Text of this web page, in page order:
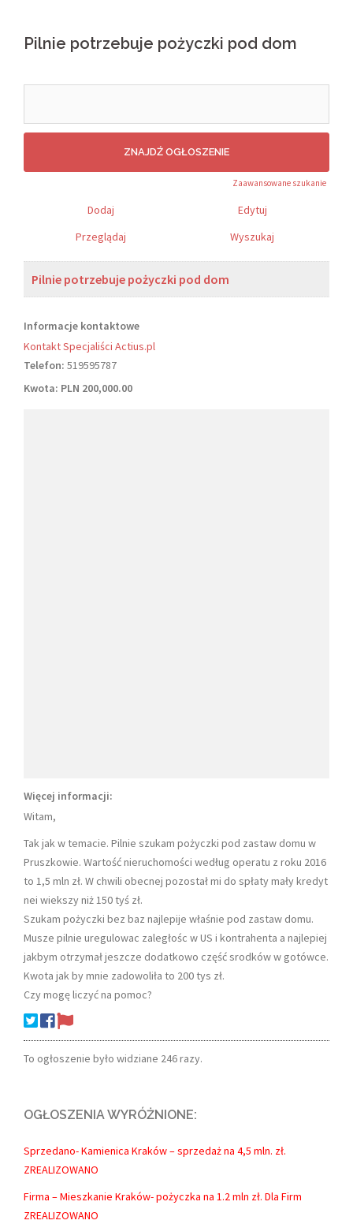
Pilnie potrzebuje pożyczki pod dom
Zaawansowane szukanie
Dodaj
Edytuj
Przeglądaj
Wyszukaj
Pilnie potrzebuje pożyczki pod dom
Informacje kontaktowe
Kontakt Specjaliści Actius.pl
Telefon: 519595787
Kwota: PLN 200,000.00
Więcej informacji:
Witam,
Tak jak w temacie. Pilnie szukam pożyczki pod zastaw domu w
Pruszkowie. Wartość nieruchomości według operatu z roku 2016
to 1,5 mln zł. W chwili obecnej pozostał mi do spłaty mały kredyt
nei wiekszy niż 150 tyś zł.
Szukam pożyczki bez baz najlepije właśnie pod zastaw domu.
Musze pilnie uregulowac zaległośc w US i kontrahenta a najlepiej
jakbym otrzymał jeszcze dodatkowo część srodków w gotówce.
Kwota jak by mnie zadowoliła to 200 tys zł.
Czy mogę liczyć na pomoc?
To ogłoszenie było widziane 246 razy.
OGŁOSZENIA WYRÓŻNIONE:
Sprzedano- Kamienica Kraków – sprzedaż na 4,5 mln. zł.
ZREALIZOWANO
Firma – Mieszkanie Kraków- pożyczka na 1.2 mln zł. Dla Firm
ZREALIZOWANO